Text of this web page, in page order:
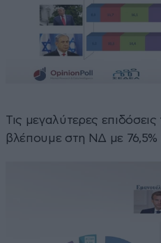
Τις μεγαλύτερες επιδόσεις
βλέπουμε στη ΝΔ με